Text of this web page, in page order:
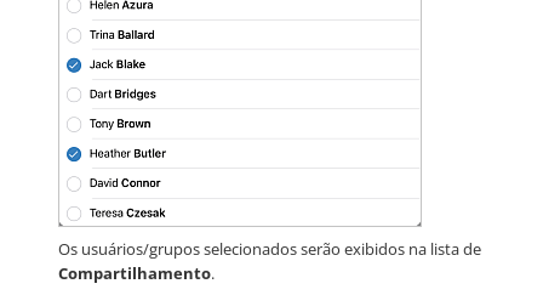
Os usuários/grupos selecionados serão exibidos na lista de
Compartilhamento.